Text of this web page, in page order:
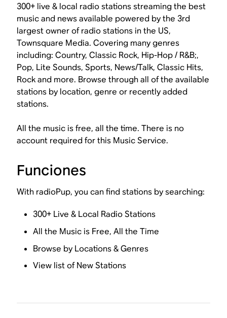
300+ live & local radio stations streaming the best
music and news available powered by the 3rd
largest owner of radio stations in the US,
Townsquare Media. Covering many genres
including: Country, Classic Rock, Hip-Hop / R&B;,
Pop, Lite Sounds, Sports, News/Talk, Classic Hits,
Rock and more. Browse through all of the available
stations by location, genre or recently added
stations.
All the music is free, all the time. There is no
account required for this Music Service.
Funciones
With radioPup, you can find stations by searching:
300+ Live & Local Radio Stations
All the Music is Free, All the Time
Browse by Locations & Genres
View list of New Stations